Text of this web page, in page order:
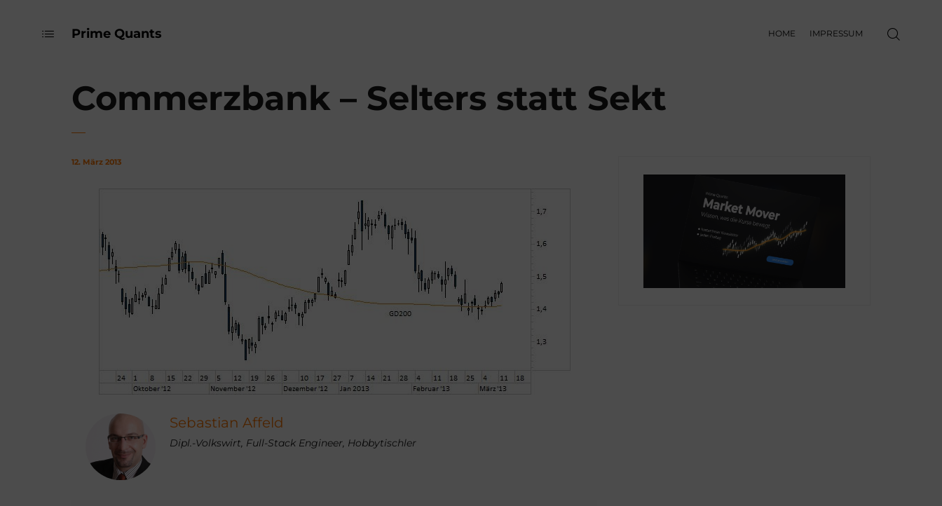
Prime Quants HOME IMPRESSUM
Commerzbank – Selters statt Sekt
12. März 2013
Sebastian Affeld
Dipl.-Volkswirt, Full-Stack Engineer, Hobbytischler